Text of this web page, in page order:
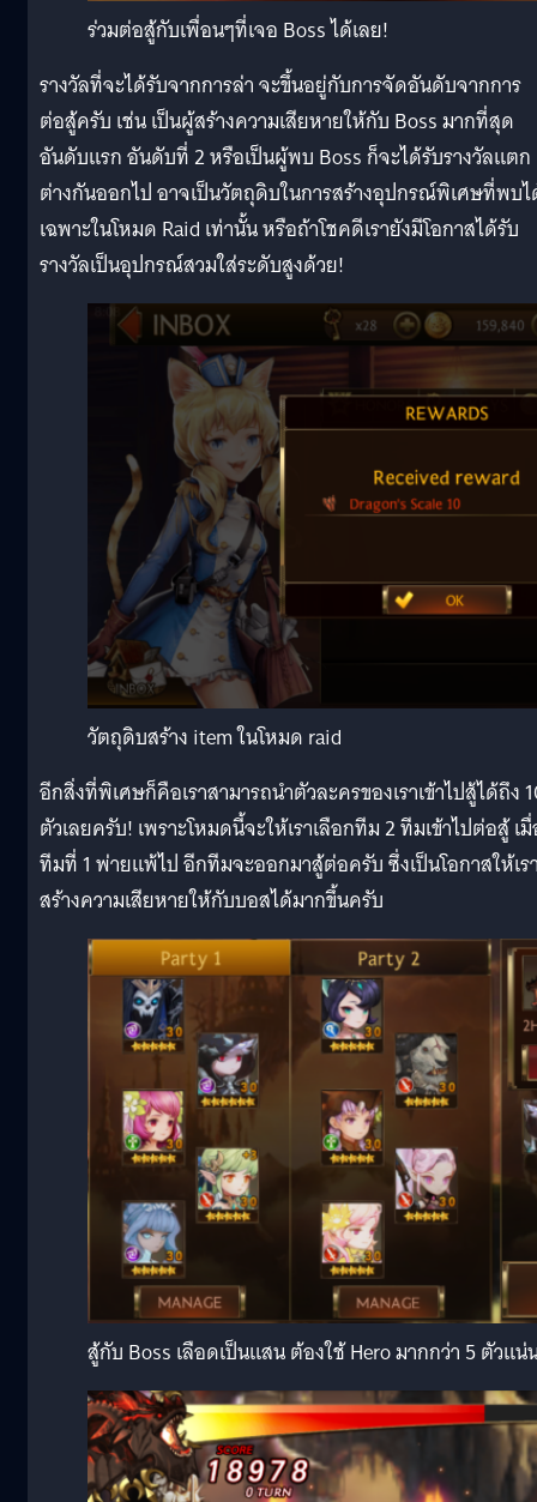
ร่วมต่อสู้กับเพื่อนๆที่เจอ Boss ได้เลย!
รางวัลที่จะได้รับจากการล่า จะขึ้นอยู่กับการจัดอันดับจากการ
ต่อสู้ครับ เช่น เป็นผู้สร้างความเสียหายให้กับ Boss มากที่สุด
อันดับแรก อันดับที่ 2 หรือเป็นผู้พบ Boss ก็จะได้รับรางวัลแตก
ต่างกันออกไป อาจเป็นวัตถุดิบในการสร้างอุปกรณ์พิเศษที่พบ
เฉพาะในโหมด Raid เท่านั้น หรือถ้าโชคดีเรายังมีโอกาสได้รับ
รางวัลเป็นอุปกรณ์สวมใส่ระดับสูงด้วย!
วัตถุดิบสร้าง item ในโหมด raid
อีกสิ่งที่พิเศษก็คือเราสามารถนำตัวละครของเราเข้าไปสู้ได้ถึง
ตัวเลยครับ! เพราะโหมดนี้จะให้เราเลือกทีม 2 ทีมเข้าไปต่อสู้ เ
ทีมที่ 1 พ่ายแพ้ไป อีกทีมจะออกมาสู้ต่อครับ ซึ่งเป็นโอกาสให้เร
สร้างความเสียหายให้กับบอสได้มากขึ้นครับ
สู้กับ Boss เลือดเป็นแสน ต้องใช้ Hero มากกว่า 5 ตัวแ